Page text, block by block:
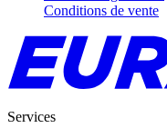
Conditions de vente
Services